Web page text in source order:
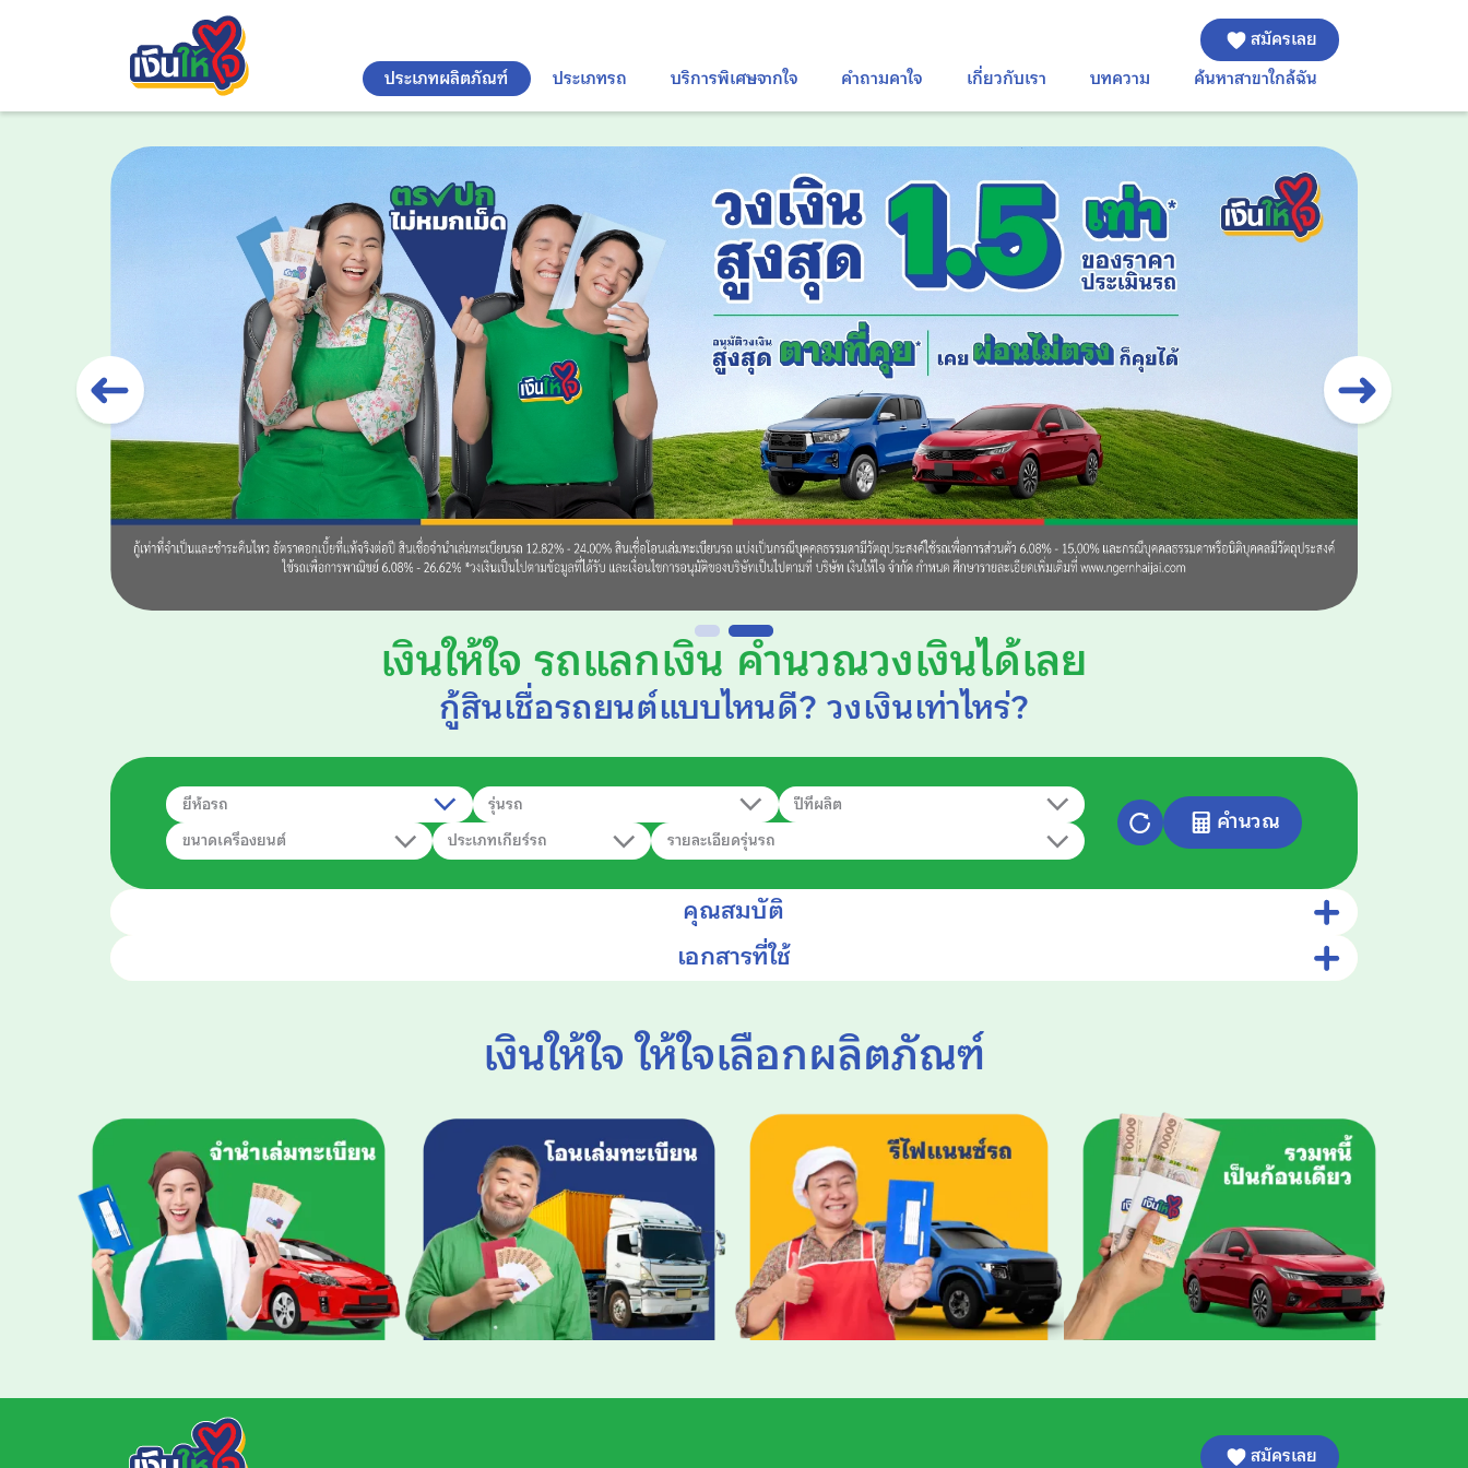
เงินให้ใจ รถแลกเงิน คำนวณวงเงินได้เลย
กู้สินเชื่อรถยนต์แบบไหนดี? วงเงินเท่าไหร่?
ยี่ห้อรถ รุ่นรถ
ปีที่ผลิต
ขนาดเครื่องยนต์
ประเภทเกียร์รถ รายละเอียดรุ่นรถ
คำนวณ
คุณสมบัติ
เอกสารที่ใช้
เงินให้ใจ ให้ใจเลือกผลิตภัณฑ์
สมัครเลย
ประเภทผลิตภัณฑ์
ประเภทรถ บริการพิเศษจากใจ คำถามคาใจ เกี่ยวกับเรา บทความ ค้นหาสาขาใกล้ฉัน
สมัครเลย